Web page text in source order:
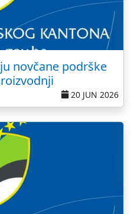
novčane podrške
20 JUN 2026